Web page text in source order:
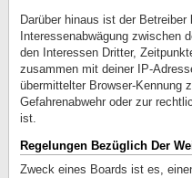
Darüber hinaus ist der
Interessenabwägung zwischen
den Interessen Dritter,
zusammen mit deiner IP-
übermittelter Browser-Kennung
Gefahrenabwehr oder zur
ist.
Regelungen Bezüglich Der
Zweck eines Boards ist es,